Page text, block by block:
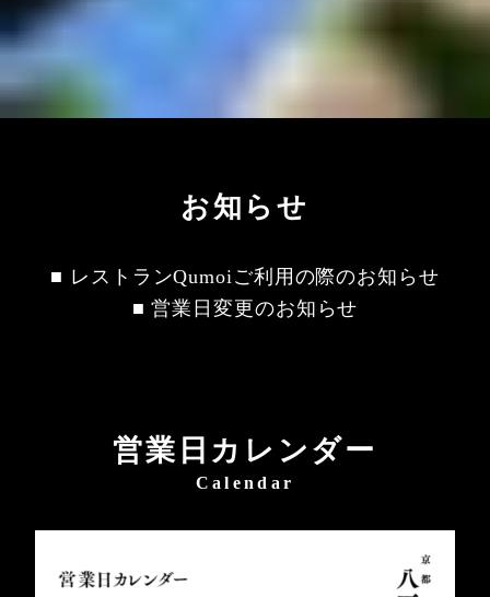
お知らせ
■ レストランQumoiご利用の際のお知らせ
■ 営業日変更のお知らせ
営業日カレンダー
Calendar